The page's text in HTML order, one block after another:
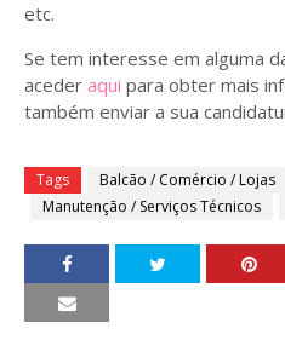
etc.
Se tem interesse em alguma
aceder aqui para obter mais
também enviar a sua
Tags Balcão / Comércio / Lojas
Manutenção / Serviços Técnicos